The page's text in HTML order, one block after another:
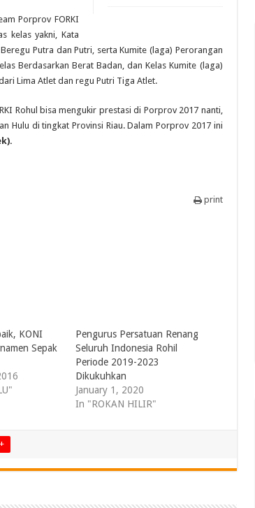
Porprov FORKI
kelas yakni, Kata
Putra dan Putri, serta Kumite (laga) Perorangan
Berdasarkan Berat Badan, dan Kelas Kumite (laga)
Lima Atlet dan regu Putri Tiga Atlet.
Rohul bisa mengukir prestasi di Porprov 2017 nanti,
Hulu di tingkat Provinsi Riau. Dalam Porprov 2017 ini
print
KONI
Sepak
Pengurus Persatuan Renang
Seluruh Indonesia Rohil
Periode 2019-2023
Dikukuhkan
January 1, 2020
In "ROKAN HILIR"